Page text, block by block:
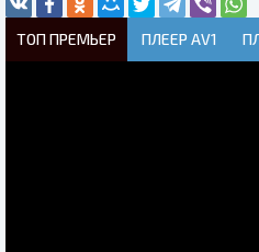
ТОП ПРЕМЬЕР ПЛЕЕР AV1